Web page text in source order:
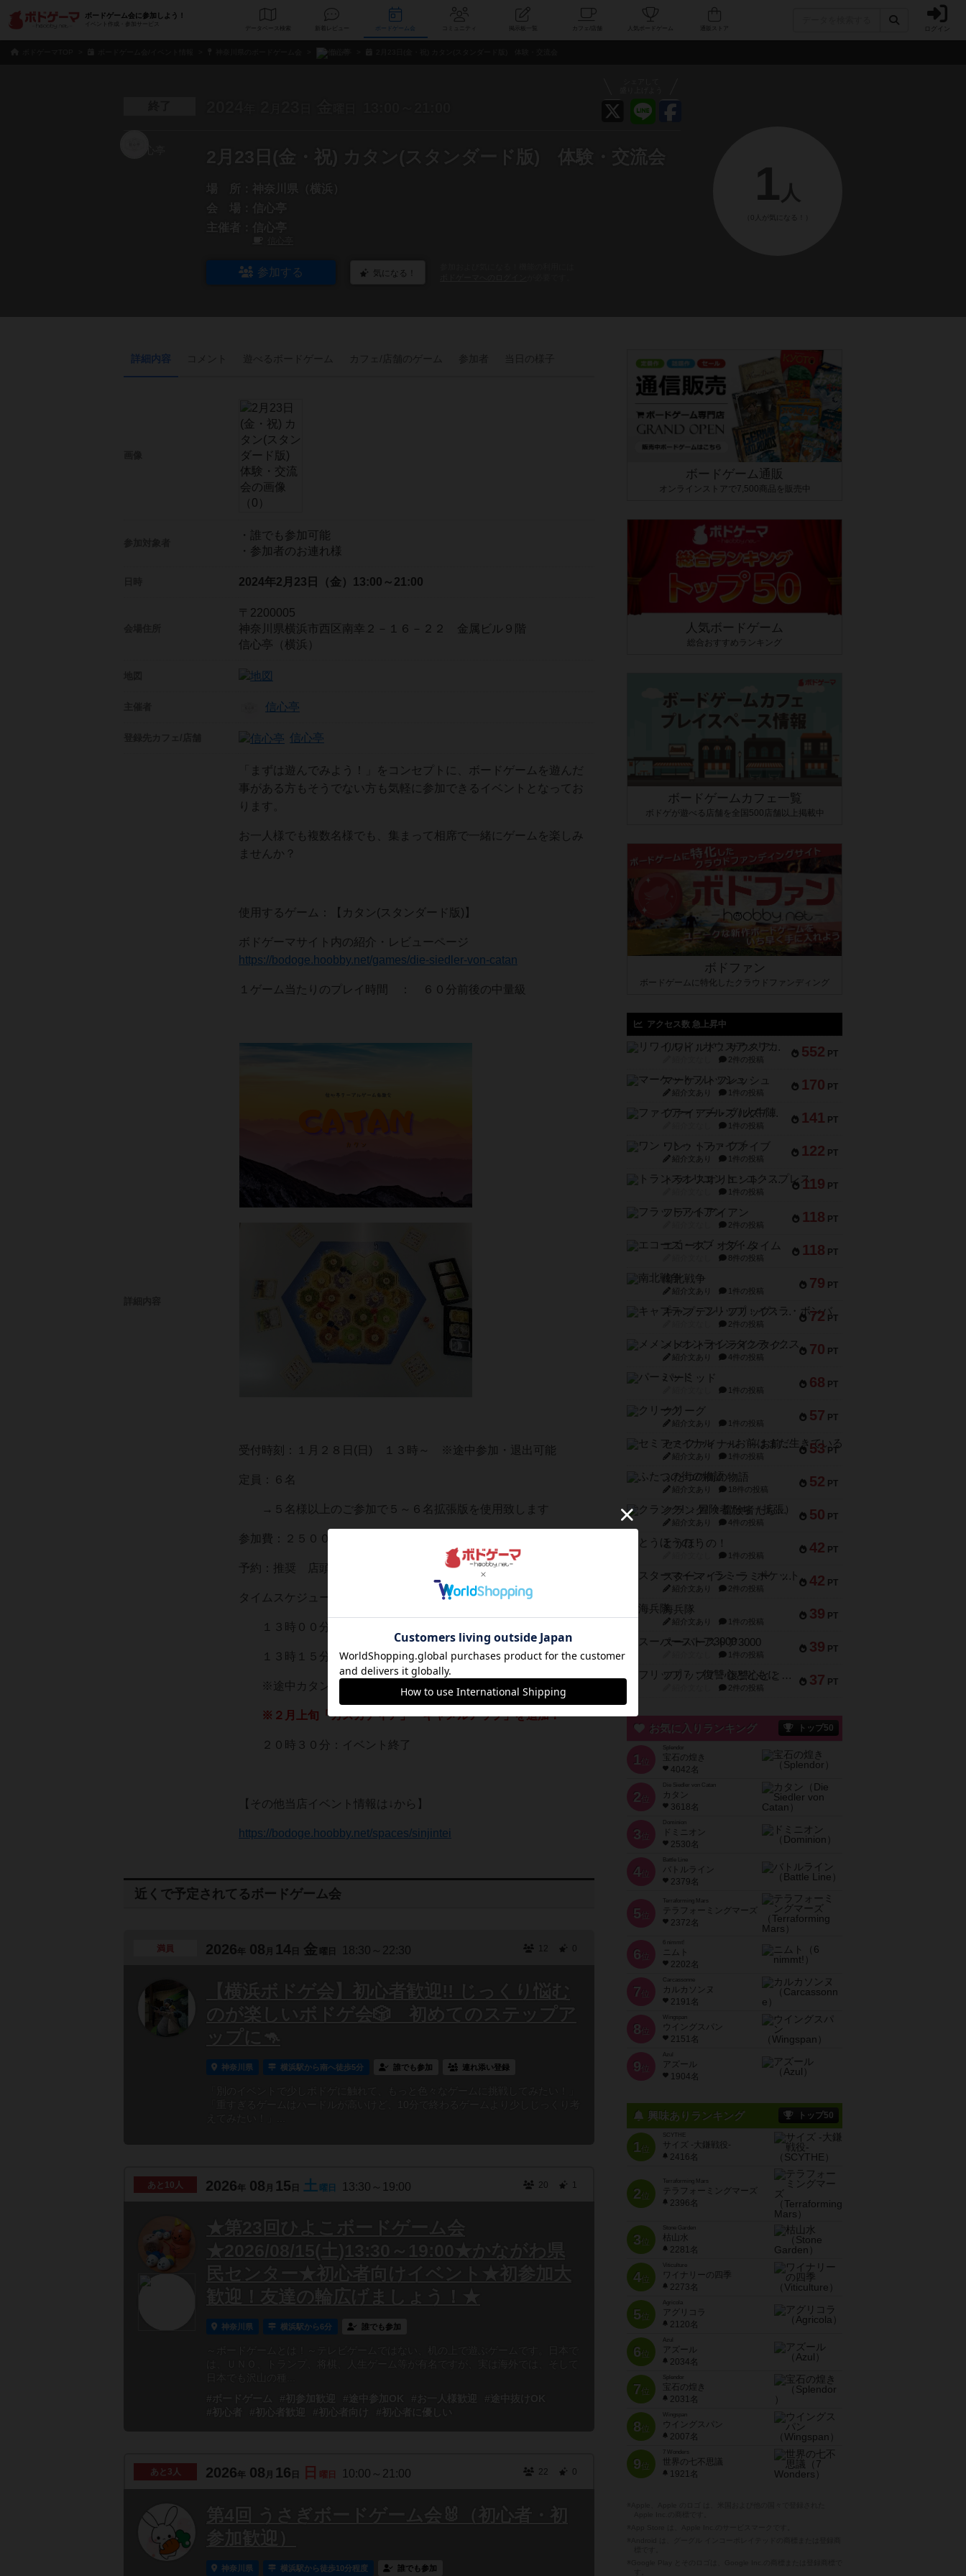
ボードゲーム会に参加しよう！
イベント作成・参加サービス
データベース 新着レビュー コミュニティ 人気ボードゲーム ログイン
2月23日(金・祝) カタン(スタンダード版) 体験・交流会
場 所：
神奈川県（横浜）
会 場：
信心亭
主催者：
信心亭
参加する 気になる！
1 人
（0人が気になる！）
詳細内容
・誰でも参加可能
・参加者のお連れ様
2024年2月23日（金） 13:00～21:00
〒2200005
神奈川県横浜市西区南幸２－１６－２２ 金属ビル９階
信心亭（横浜）
信心亭
信心亭
「まずは遊んでみよう！」をコンセプトに、ボードゲームを遊んだ
事がある方もそうでない方も気軽に参加できるイベントとなってお
ります。
お一人様でも複数名様でも、集まって相席で一緒にゲームを楽しみ
ませんか？
使用するゲーム：【カタン(スタンダード版)】
ボドゲーマサイト内の紹介・レビューページ
https://bodoge.hoobby.net/games/die-siedler-von-catan
１ゲーム当たりのプレイ時間 ： ６０分前後の中量級
受付時刻：１月２８日(日) １３時～ ※途中参加・退出可能
定員：６名
→５名様以上のご参加で５～６名拡張版を使用致します
参加費：２５００円
予約：推奨 店頭もしくは電話(045-322-6314)で受付
タイムスケジュール：
１３時００分：参加受付
１３時１５分：遊び方説明→ゲーム開始
※途中カタン以外のゲームも遊べますのでご安心ください！
※２月上旬「カスカディア」「キャメルアップ」を追加！
２０時３０分：イベント終了
【その他当店イベント情報は↓から】
https://bodoge.hoobby.net/spaces/sinjintei
近くで予定されてるボードゲーム会
満員 2026年 08 月 14 金 曜日 18:30～22:30 12 0
【横浜ボドゲ会】初心者歓迎!! じっくり悩む
のが楽しいボドゲ会🎲 初めてのステップア
神奈川県 横浜駅から南へ徒歩5分 誰でも参加 連れ添い登録
あと 10人 2026年 08 月 15 土 曜日 13:30～19:00 20 1
★第23回ひよこボードゲーム会
★2026/08/15(土)13:30～19:00★かながわ県
民センター★初心者向けイベント★初参加大
歓迎！友達の輪広げましょう！★
神奈川県 横浜駅から6分 誰でも参加
#ボードゲーム
#初参加歓迎 #途中参加OK #お一人様歓迎
#途中抜けOK
#初心者
#初心者歓迎 #初心者向け #初心者に優しい
あと 3人 2026年 08 月 16 日 曜日 10:00～21:00 22 0
第4回 うさぎボードゲーム会🐰（初心者・初
参加歓迎）
神奈川県 横浜駅から徒歩10分程度 誰でも参加
ボードゲーム通販
オンラインストアで7,500商品を販売中
人気ボードゲーム
総合おすすめランキング
ボードゲームカフェ一覧
ボドゲが遊べる店舗を全国500店舗以上掲載中
ボドファン
ボードゲームに特化したクラウドファンディング
アクセス数 急上昇中
552 PT
リワイルド：サウスアメリカ
2件の投稿
170 PT
マーケットフレッシュ
紹介文あり 1件の投稿
141 PT
ファイアー・ブルズ / 火牛陣
1件の投稿
122 PT
ワン・トゥ・ファイブ
紹介文あり 1件の投稿
119 PT
トランスオリエント・エクスプレス
1件の投稿
118 PT
フラットアイアン
2件の投稿
118 PT
エコーズ・オブ・タイム
8件の投稿
79 PT
南北戦争
紹介文あり 1件の投稿
72 PT
キャプテン・フリップ：イスラ・ボンバ
2件の投稿
70 PT
メメントオンラインタクティクス
紹介文あり 4件の投稿
68 PT
パーミッド
1件の投稿
57 PT
クリーグ
紹介文あり 1件の投稿
53 PT
セミファイナル ～お前はまだ生きている～
紹介文あり 1件の投稿
52 PT
ふたつの街の物語
紹介文あり 18件の投稿
50 PT
クランク! ：冒険者たち（拡張）
紹介文あり 4件の投稿
42 PT
とうほうの！
1件の投稿
42 PT
スターマイン・ラミー ポケット
紹介文あり 2件の投稿
39 PT
海兵隊
紹介文あり 1件の投稿
39 PT
スーパーストア3000
1件の投稿
37 PT
フリップ７：復讐心とともに
2件の投稿
お気に入りランキング トップ50
1 位
宝石の煌き
4042名
2 位
Die Siedler von Catan
カタン
3618名
3 位
ドミニオン
2530名
4位
Battle Line
バトルライン
2379名
5 位
Terraforming Mars
テラフォーミングマーズ
2372名
6 位
ニムト
2202名
7 位
Carcassonne
カルカソンヌ
2191名
8 位
Wingspan
ウイングスパン
2151名
9 位
Azul
アズール
1904名
興味ありランキング トップ50
1位
SCYTHE
サイズ -大鎌戦役-
2416名
2位
Terraforming Mars
テラフォーミングマーズ
2396名
3位
Stone Garden
枯山水
2281名
4位
Viticulture
ワイナリーの四季
2273名
5位
Agricola
アグリコラ
2120名
6位
Azul
アズール
2034名
7位
宝石の煌き
2031名
8位
Wingspan
ウイングスパン
2007名
9位
7 Wonders
世界の七不思議
1921名